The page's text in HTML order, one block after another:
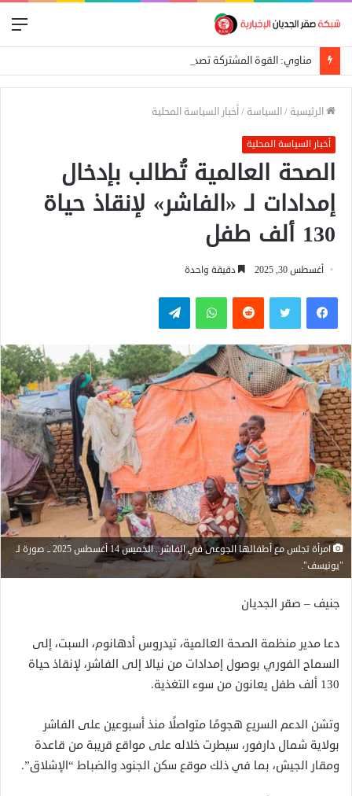
الرئيسية /السياسة /أخبار السياسة المحلية
أخبار السياسة المحلية
الصحة العالمية تُطالب بإدخال
إمدادات لـ «الفاشر» لإنقاذ حياة
130 ألف طفل
أغسطس 30, 2025 دقيقة واحدة
فيسبوكتويتر واتساب تيلقرام
امرأة تجلس مع أطفالها الجوعى في الفاشر.. الخميس 14 أغسطس 2025 ــ صورة لـ
"يونيسف".
جنيف – صقر الجديان
دعا مدير منظمة الصحة العالمية، تيدروس أدهانوم، السبت، إلى
السماح الفوري بوصول إمدادات من نيالا إلى الفاشر، لإنقاذ حياة
130 ألف طفل يعانون من سوء التغذية.
وتشن الدعم السريع هجومًا متواصلًا منذ أسبوعين على الفاشر
بولاية شمال دارفور، سيطرت خلاله على مواقع قريبة من قاعدة
ومقار الجيش، بما في ذلك موقع سكن الجنود والضباط “الإشلاق”.